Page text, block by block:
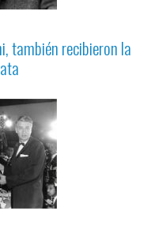
también recibieron la